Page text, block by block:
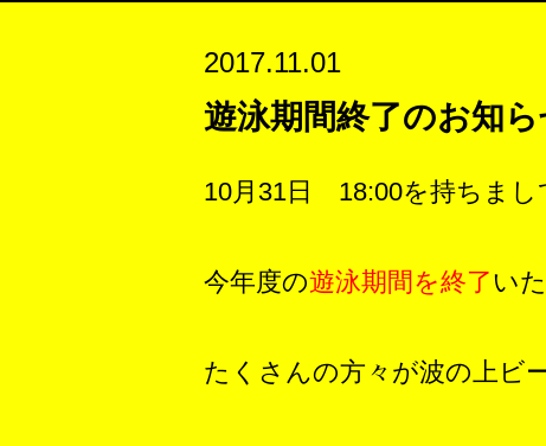
2017.11.01
遊泳期間終了のお知ら
10月31日 18:00を持ちまし
今年度の遊泳期間を終了い
たくさんの方々が波の上ビ